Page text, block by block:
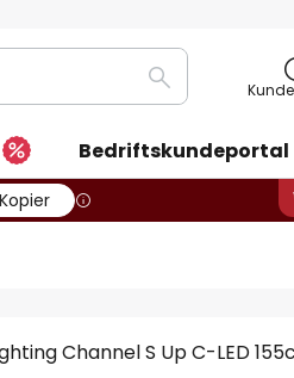
Søk
Bedriftskundeportal
Kopier
Channel S Up C-LED